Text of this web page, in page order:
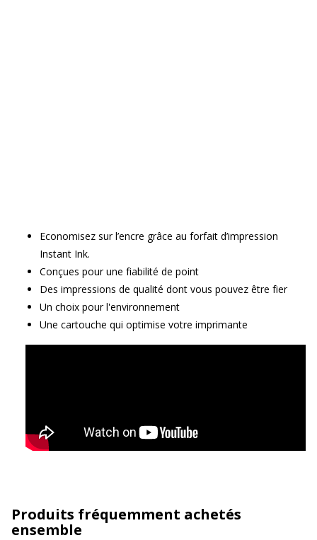
Economisez sur l’encre grâce au forfait d’impression
Instant Ink.
Conçues pour une fiabilité de point
Des impressions de qualité dont vous pouvez être fier
Un choix pour l'environnement
Une cartouche qui optimise votre imprimante
Produits fréquemment achetés
ensemble